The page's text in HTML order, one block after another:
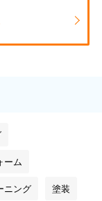
ーム
ニング 塗装